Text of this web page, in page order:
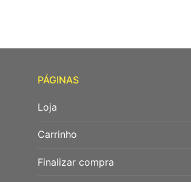
PÁGINAS
Loja
Carrinho
Finalizar compra